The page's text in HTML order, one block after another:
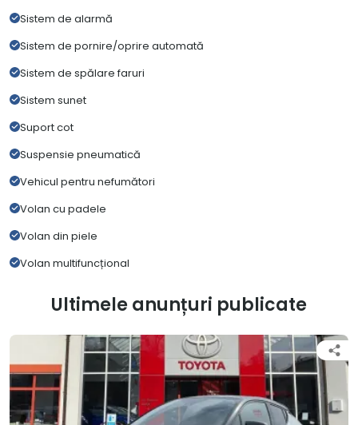
Sistem de alarmă
Sistem de pornire/oprire automată
Sistem de spălare faruri
Sistem sunet
Suport cot
Suspensie pneumatică
Vehicul pentru nefumători
Volan cu padele
Volan din piele
Volan multifuncțional
Ultimele anunțuri publicate